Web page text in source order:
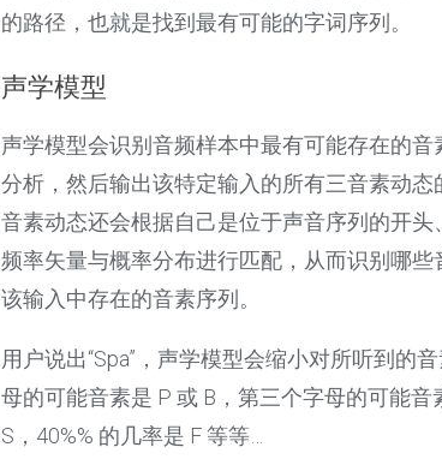
的路径，也就是找到最有可能的字词序列。
声学模型
声学模型会识别音频样本中最有可能存在的
分析，然后输出该特定输入的所有三音素动
音素动态还会根据自己是位于声音序列的开
频率矢量与概率分布进行匹配，从而识别哪
该输入中存在的音素序列。
用户说出“Spa”，声学模型会缩小对所听到的
母的可能音素是 P 或 B，第三个字母的可能
S，40%% 的几率是 F 等等…